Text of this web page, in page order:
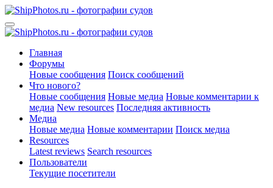
Главная
Форумы
Новые сообщения Поиск сообщений
Что нового?
Новые сообщения Новые медиа Новые комментарии к
медиа New resources Последняя активность
Медиа
Новые медиа Новые комментарии Поиск медиа
Resources
Latest reviews Search resources
Пользователи
Текущие посетители